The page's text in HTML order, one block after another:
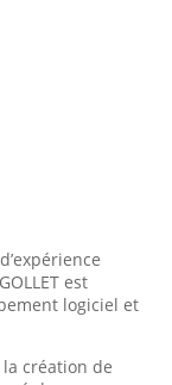
est
logiciel et
création de